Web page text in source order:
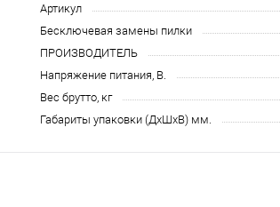
Артикул
Бесключевая замены пилки
ПРОИЗВОДИТЕЛЬ
Напряжение питания, В.
Вес брутто, кг
Габариты упаковки (ДхШхВ) мм.